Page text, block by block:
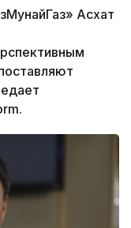
Асхат